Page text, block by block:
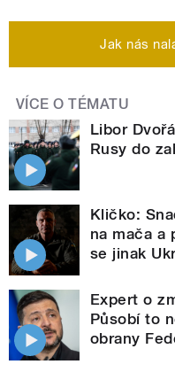
Jak nás
VÍCE O TÉMATU
Libor
Rusy do
Kličko:
na mača a
se jinak
Expert o
Působí to
obrany